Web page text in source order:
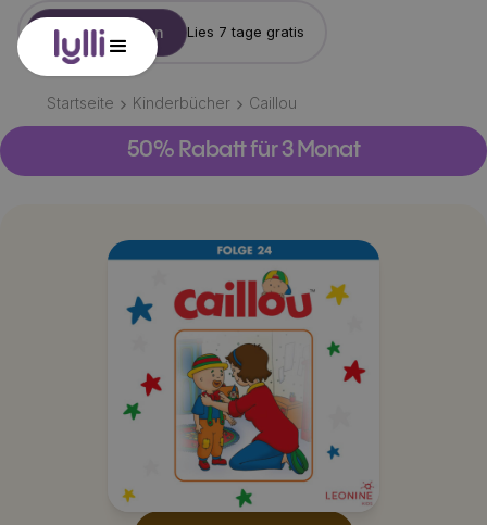
Konto erstellen Lies 7 tage gratis
Startseite Kinderbücher Caillou
50% Rabatt für 3 Monat